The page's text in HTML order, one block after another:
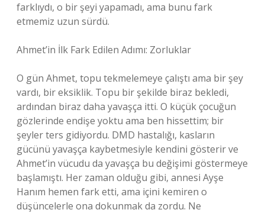
farklıydı, o bir şeyi yapamadı, ama bunu fark
etmemiz uzun sürdü.
Ahmet’in İlk Fark Edilen Adımı: Zorluklar
O gün Ahmet, topu tekmelemeye çalıştı ama bir şey
vardı, bir eksiklik. Topu bir şekilde biraz bekledi,
ardından biraz daha yavaşça itti. O küçük çocuğun
gözlerinde endişe yoktu ama ben hissettim; bir
şeyler ters gidiyordu. DMD hastalığı, kasların
gücünü yavaşça kaybetmesiyle kendini gösterir ve
Ahmet’in vücudu da yavaşça bu değişimi göstermeye
başlamıştı. Her zaman olduğu gibi, annesi Ayşe
Hanım hemen fark etti, ama içini kemiren o
düşüncelerle ona dokunmak da zordu. Ne